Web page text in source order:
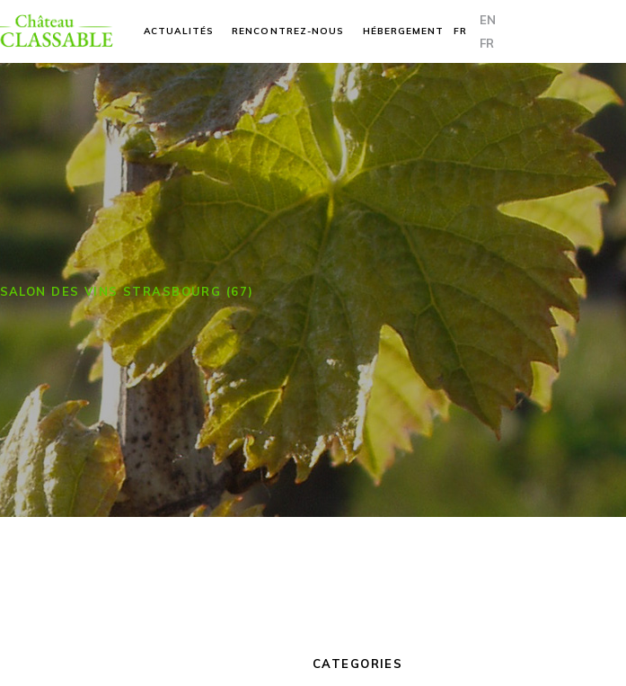
ACTUALITÉS RENCONTREZ-NOUS HÉBERGEMENT FR
EN
FR
SALON DES VINS STRASBOURG (67)
CATEGORIES